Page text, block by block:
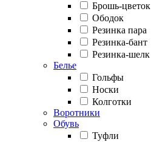
Брошь-цветок
Ободок
Резинка пара
Резинка-бант
Резинка-шелк
Белье
Гольфы
Носки
Колготки
Воротники
Обувь
Туфли